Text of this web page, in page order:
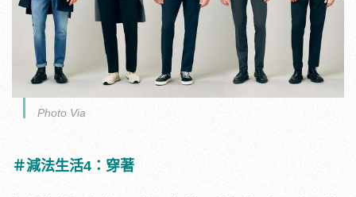
Photo Via
＃減法生活4：穿著